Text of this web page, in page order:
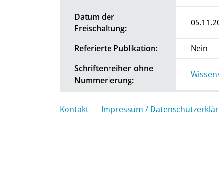
Datum der
Freischaltung:
Referierte Publikation:
Nein
Schriftenreihen ohne
Nummerierung:
Kontakt Impressum /